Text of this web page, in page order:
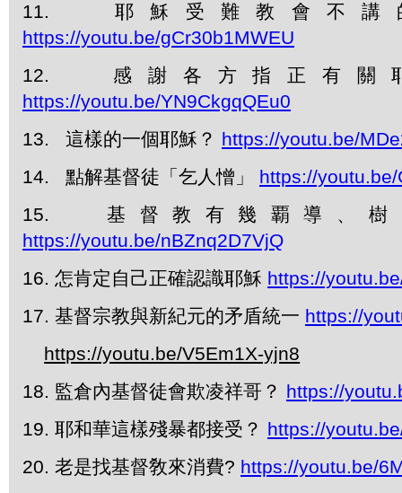
11. 耶穌受難教會不講
https://youtu.be/gCr30b1MWEU
12. 感謝各方指正有關
https://youtu.be/YN9CkgqQEu0
13. 這樣的一個耶穌？ https://youtu.be/
14. 點解基督徒「乞人憎」 https://
15.基督教有幾覇導、
https://youtu.be/nBZnq2D7VjQ
16. 怎肯定自己正確認識耶穌 https://
17. 基督宗教與新紀元的矛盾統一 https://
https://youtu.be/V5Em1X-yjn8
18. 監倉內基督徒會欺凌祥哥？ https://
19. 耶和華這樣殘暴都接受？ https://
20. 老是找基督敎來消費? https://youtu.be/